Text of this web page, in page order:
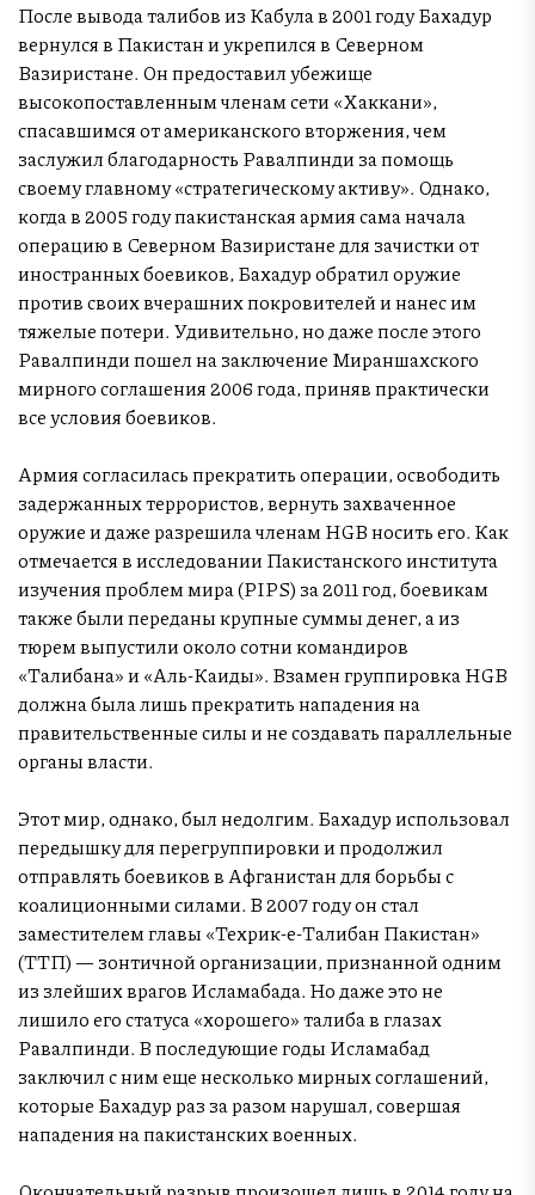
После вывода талибов из Кабула в 2001 году Бахадур
вернулся в Пакистан и укрепился в Северном
Вазиристане. Он предоставил убежище
высокопоставленным членам сети «Хаккани»,
спасавшимся от американского вторжения, чем
заслужил благодарность Равалпинди за помощь
своему главному «стратегическому активу». Однако,
когда в 2005 году пакистанская армия сама начала
операцию в Северном Вазиристане для зачистки от
иностранных боевиков, Бахадур обратил оружие
против своих вчерашних покровителей и нанес им
тяжелые потери. Удивительно, но даже после этого
Равалпинди пошел на заключение Мираншахского
мирного соглашения 2006 года, приняв практически
все условия боевиков.
Армия согласилась прекратить операции, освободить
задержанных террористов, вернуть захваченное
оружие и даже разрешила членам HGB носить его. Как
отмечается в исследовании Пакистанского института
изучения проблем мира (PIPS) за 2011 год, боевикам
также были переданы крупные суммы денег, а из
тюрем выпустили около сотни командиров
«Талибана» и «Аль-Каиды». Взамен группировка HGB
должна была лишь прекратить нападения на
правительственные силы и не создавать параллельные
органы власти.
Этот мир, однако, был недолгим. Бахадур использовал
передышку для перегруппировки и продолжил
отправлять боевиков в Афганистан для борьбы с
коалиционными силами. В 2007 году он стал
заместителем главы «Техрик-е-Талибан Пакистан»
(ТТП) — зонтичной организации, признанной одним
из злейших врагов Исламабада. Но даже это не
лишило его статуса «хорошего» талиба в глазах
Равалпинди. В последующие годы Исламабад
заключил с ним еще несколько мирных соглашений,
которые Бахадур раз за разом нарушал, совершая
нападения на пакистанских военных.